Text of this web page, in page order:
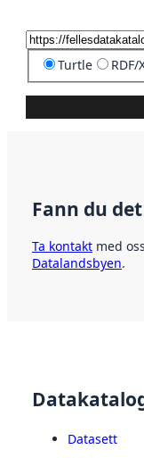
Turtle RDF/
Fann du
Ta kontakt med
Datalandsbyen.
Datasett